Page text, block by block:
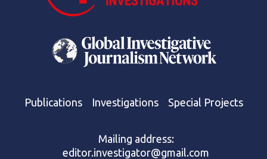
Publications Investigations Special Projects
Mailing address:
editor.investigator@gmail.com